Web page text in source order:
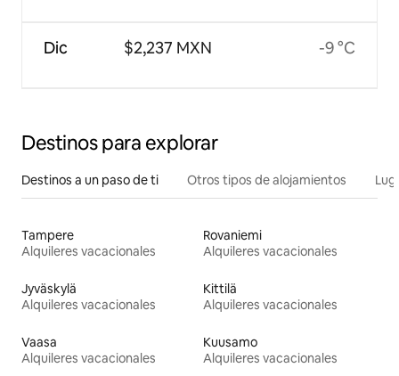
Dic $2,237 MXN -9 °C
Destinos para explorar
Destinos a un paso de ti Otros tipos de alojamientos
Tampere
Alquileres vacacionales
Rovaniemi
Alquileres vacacionales
Jyväskylä
Alquileres vacacionales
Kittilä
Alquileres vacacionales
Vaasa
Alquileres vacacionales
Kuusamo
Alquileres vacacionales